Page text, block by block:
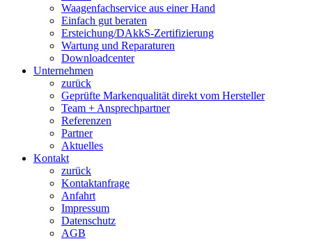
Waagenfachservice aus einer Hand
Einfach gut beraten
Ersteichung/DAkkS-Zertifizierung
Wartung und Reparaturen
Downloadcenter
Unternehmen
zurück
Geprüfte Markenqualität direkt vom Hersteller
Team + Ansprechpartner
Referenzen
Partner
Aktuelles
Kontakt
zurück
Kontaktanfrage
Anfahrt
Impressum
Datenschutz
AGB